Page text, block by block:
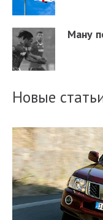
Ману
Новые